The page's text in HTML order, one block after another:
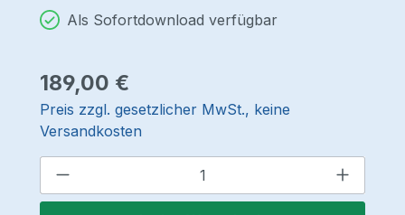
Als Sofortdownload verfügbar
Regulärer Preis:
189,00 €
Preis zzgl. gesetzlicher MwSt., keine
Versandkosten
Produkt Anzahl: Gib den